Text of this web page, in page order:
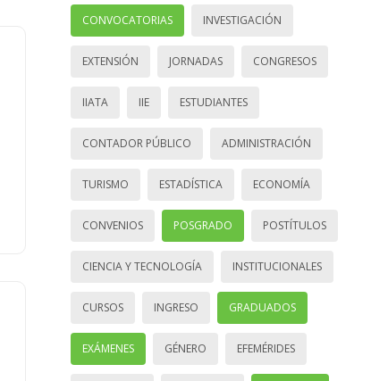
CONVOCATORIAS INVESTIGACIÓN
EXTENSIÓN JORNADAS CONGRESOS
IIATA IIE ESTUDIANTES
CONTADOR PÚBLICO ADMINISTRACIÓN
TURISMO ESTADÍSTICA ECONOMÍA
CONVENIOS POSGRADO POSTÍTULOS
CIENCIA Y TECNOLOGÍA INSTITUCIONALES
CURSOS INGRESO GRADUADOS
EXÁMENES GÉNERO EFEMÉRIDES